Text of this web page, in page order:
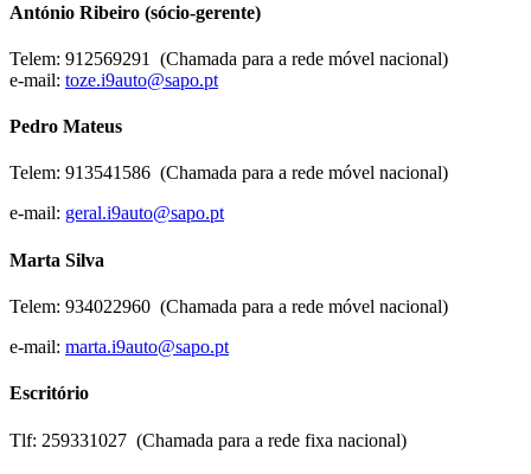
António Ribeiro (sócio-gerente)
Telem: 912569291 (Chamada para a rede móvel nacional)
e-mail: toze.i9auto@sapo.pt
Pedro Mateus
Telem: 913541586 (Chamada para a rede móvel nacional)
e-mail: geral.i9auto@sapo.pt
Marta Silva
Telem: 934022960 (Chamada para a rede móvel nacional)
e-mail: marta.i9auto@sapo.pt
Escritório
Tlf: 259331027 (Chamada para a rede fixa nacional)